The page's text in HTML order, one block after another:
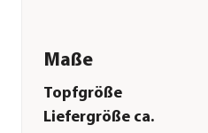
Maße
Topfgröße
Liefergröße ca.